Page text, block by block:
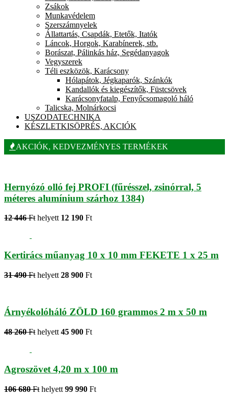
Zsákok
Munkavédelem
Szerszámnyelek
Állattartás, Csapdák, Etetők, Itatók
Láncok, Horgok, Karabínerek, stb.
Borászat, Pálinkás ház, Segédanyagok
Vegyszerek
Téli eszközök, Karácsony
Hólapátok, Jégkaparók, Szánkók
Kandallók és kiegészítők, Füstcsövek
Karácsonyfatalp, Fenyőcsomagoló háló
Talicska, Molnárkocsi
USZODATECHNIKA
KÉSZLETKISÖPRÉS, AKCIÓK
AKCIÓK, KEDVEZMÉNYES TERMÉKEK
Hernyózó olló fej PROFI (fűrésszel, zsinórral, 5
méteres alumínium szárhoz 1384)
12 446 Ft helyett 12 190 Ft
Kertirács műanyag 10 x 10 mm FEKETE 1 x 25 m
31 490 Ft helyett 28 900 Ft
Árnyékolóháló ZÖLD 160 grammos 2 m x 50 m
48 260 Ft helyett 45 900 Ft
Agroszövet 4,20 m x 100 m
106 680 Ft helyett 99 990 Ft